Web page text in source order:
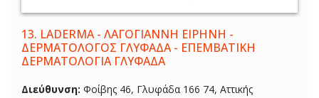
13. LADERMA - ΛΑΓΟΓΙΑΝΝΗ ΕΙΡΗΝΗ -
ΔΕΡΜΑΤΟΛΟΓΟΣ ΓΛΥΦΑΔΑ - ΕΠΕΜΒΑΤΙΚΗ
ΔΕΡΜΑΤΟΛΟΓΙΑ ΓΛΥΦΑΔΑ
Διεύθυνση: Φοίβης 46, Γλυφάδα 166 74, Αττικής